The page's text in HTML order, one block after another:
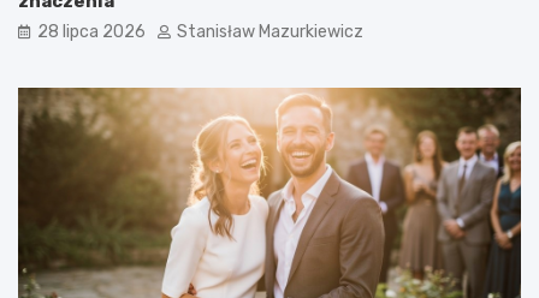
28 lipca 2026 Stanisław Mazurkiewicz